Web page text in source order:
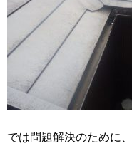
では問題解決のために、